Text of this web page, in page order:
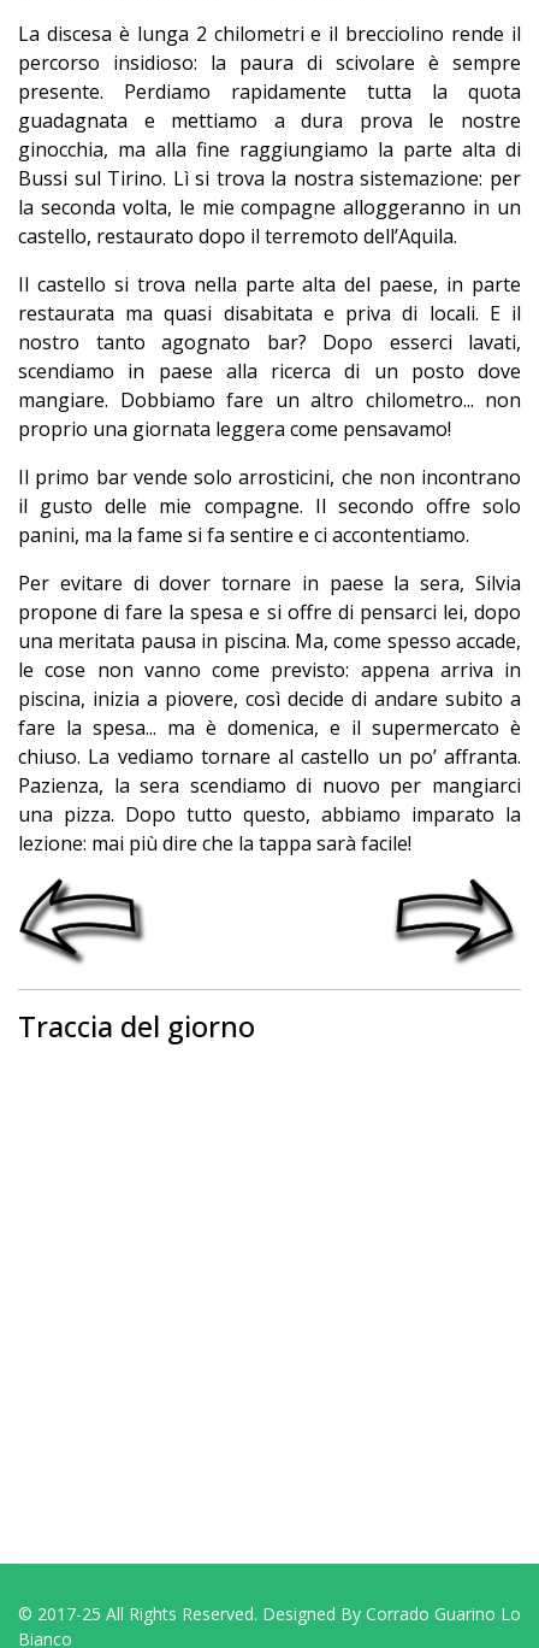
La discesa è lunga 2 chilometri e il brecciolino rende il
percorso insidioso: la paura di scivolare è sempre
presente. Perdiamo rapidamente tutta la quota
guadagnata e mettiamo a dura prova le nostre
ginocchia, ma alla fine raggiungiamo la parte alta di
Bussi sul Tirino. Lì si trova la nostra sistemazione: per
la seconda volta, le mie compagne alloggeranno in un
castello, restaurato dopo il terremoto dell’Aquila.
Il castello si trova nella parte alta del paese, in parte
restaurata ma quasi disabitata e priva di locali. E il
nostro tanto agognato bar? Dopo esserci lavati,
scendiamo in paese alla ricerca di un posto dove
mangiare. Dobbiamo fare un altro chilometro... non
proprio una giornata leggera come pensavamo!
Il primo bar vende solo arrosticini, che non incontrano
il gusto delle mie compagne. Il secondo offre solo
panini, ma la fame si fa sentire e ci accontentiamo.
Per evitare di dover tornare in paese la sera, Silvia
propone di fare la spesa e si offre di pensarci lei, dopo
una meritata pausa in piscina. Ma, come spesso accade,
le cose non vanno come previsto: appena arriva in
piscina, inizia a piovere, così decide di andare subito a
fare la spesa... ma è domenica, e il supermercato è
chiuso. La vediamo tornare al castello un po’ affranta.
Pazienza, la sera scendiamo di nuovo per mangiarci
una pizza. Dopo tutto questo, abbiamo imparato la
lezione: mai più dire che la tappa sarà facile!
Traccia del giorno
© 2017-25 All Rights Reserved. Designed By Corrado Guarino Lo
Bianco